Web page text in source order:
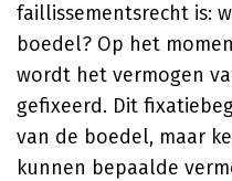
faillissementsrecht is:
boedel? Op het
wordt het vermogen
gefixeerd. Dit
van de boedel, maar
kunnen bepaalde